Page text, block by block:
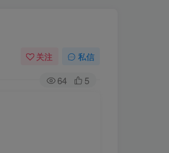
关注 私信
64 5